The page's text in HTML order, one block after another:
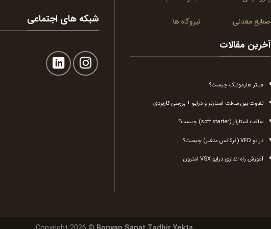
صنایع معدنی نیروگاه ها
آخرین مقالات
فیلتر هارمونیک چیست؟
تفاوت بین سافت استارتر و درایو + بررسی کاربردی
سافت استارتر (soft starter) چیست؟
درایو VFD (فرکانس متغیر) چیست؟
آموزش راه اندازی درایو VSX امترون
شبکه های اجتماعی